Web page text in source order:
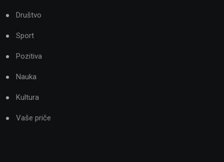
Društvo
Sport
Pozitiva
Nauka
Kultura
Vaše priče